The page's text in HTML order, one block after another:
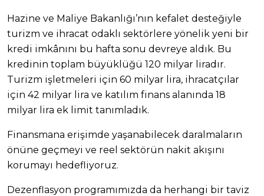
Hazine ve Maliye Bakanlığı’nın kefalet desteğiyle
turizm ve ihracat odaklı sektörlere yönelik yeni bir
kredi imkânını bu hafta sonu devreye aldık. Bu
kredinin toplam büyüklüğü 120 milyar liradır.
Turizm işletmeleri için 60 milyar lira, ihracatçılar
için 42 milyar lira ve katılım finans alanında 18
milyar lira ek limit tanımladık.
Finansmana erişimde yaşanabilecek daralmaların
önüne geçmeyi ve reel sektörün nakit akışını
korumayı hedefliyoruz.
Dezenflasyon programımızda da herhangi bir taviz